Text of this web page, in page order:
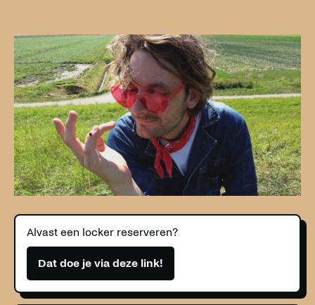
Alvast een locker reserveren?
Dat doe je via deze link!